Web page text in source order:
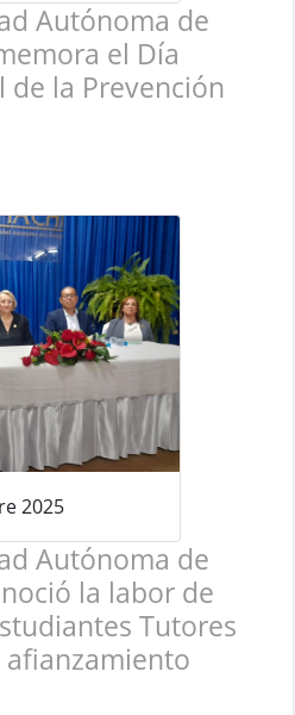
Autónoma de
el Día
de la Prevención
2025
Autónoma de
la labor de
Tutores
afianzamiento